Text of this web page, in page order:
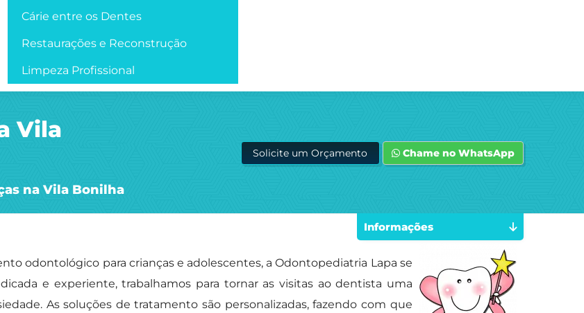
Cárie entre os Dentes
Restaurações e Reconstrução
Limpeza Profissional
Vila
na Vila Bonilha
Solicite um Orçamento Chame no WhatsApp
odontológico para crianças e adolescentes, a Odontopediatria Lapa se
e experiente, trabalhamos para tornar as visitas ao dentista uma
As soluções de tratamento são personalizadas, fazendo com que
Informações